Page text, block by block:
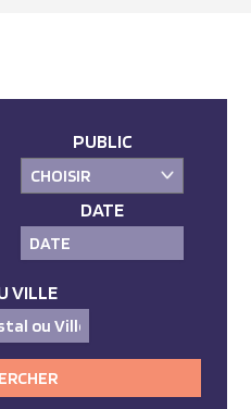
PUBLIC
DATE
VILLE